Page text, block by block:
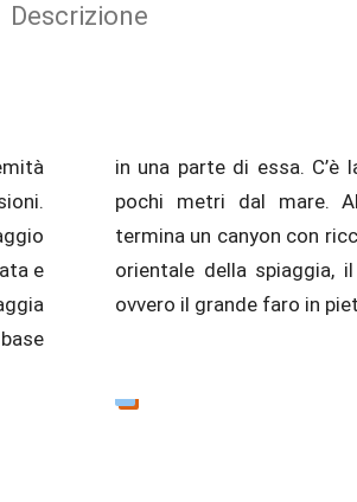
Descrizione
e
a
lato
ovvero il grande faro in